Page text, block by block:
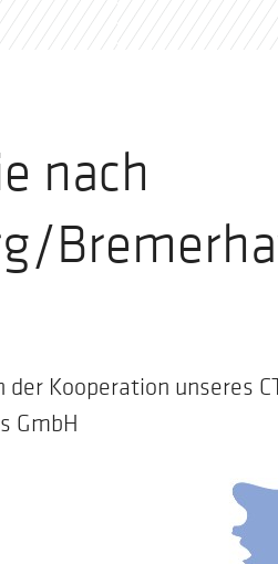
nach
Kooperation unseres
GmbH